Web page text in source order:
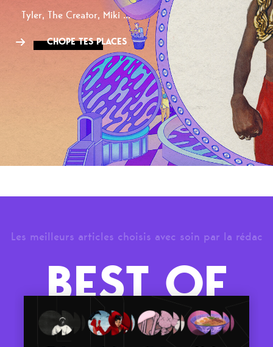
Tyler, The Creator, Miki ...
CHOPE TES PLACES
Les meilleurs articles choisis avec soin par la rédac
BEST OF